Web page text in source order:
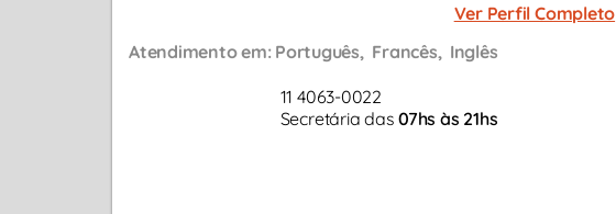
Ver Perfil Completo
Atendimento em: Português Francês Inglês
11 4063-0022
Secretária das07hs às 21hs